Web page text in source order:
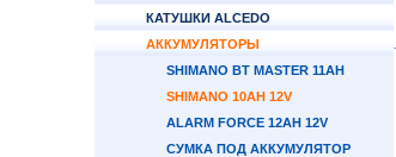
КАТУШКИ ALCEDO
АККУМУЛЯТОРЫ
SHIMANO BT MASTER 11AH
SHIMANO 10AH 12V
ALARM FORCE 12AH 12V
СУМКА ПОД АККУМУЛЯТОР